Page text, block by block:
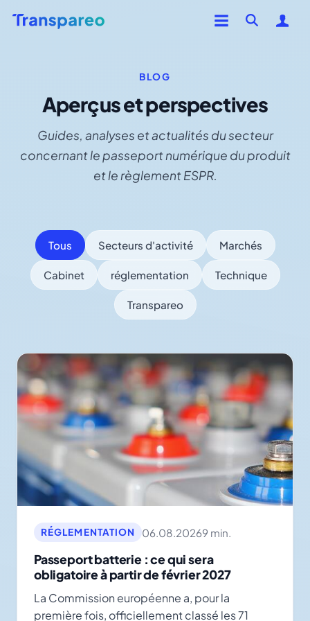
BLOG
Aperçus et perspectives
Guides, analyses et actualités du secteur
concernant le passeport numérique du produit
et le règlement ESPR.
Tous Secteurs d'activité Marchés
Cabinet réglementation Technique
Transpareo
RÉGLEMENTATION 06.08.20269 min.
Passeport batterie : ce qui sera
obligatoire à partir de février 2027
La Commission européenne a, pour la
première fois, officiellement classé les 71